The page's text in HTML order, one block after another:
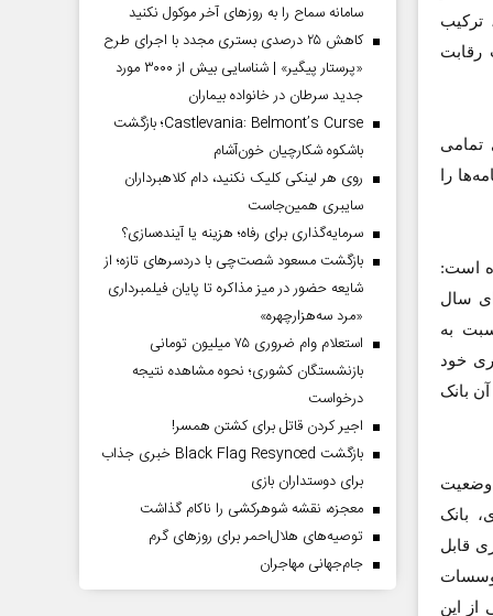
ترکیب
رقابت
تمامی
را
24 شهریورماه آمده است:
سال
به
خود
بانک
وضعیت
بانک
قابل
از این
سامانه سماح را به روز‌های آخر موکول نکنید
کاهش ۲۵ درصدی بستری مجدد با اجرای طرح
«پرستار پیگیر» | شناسایی بیش از ۳۰۰۰ مورد
جدید سرطان در خانواده بیماران
Castlevania: Belmont’s Curse؛ بازگشت
باشکوه شکارچیان خون‌آشام
روی هر لینکی کلیک نکنید، دام کلاهبرداران
سایبری همین‌جاست
سرمایه‌گذاری برای رفاه؛ هزینه یا آینده‌سازی؟
بازگشت مسعود شصت‌چی با دردسر‌های تازه؛ از
شایعه حضور در میز مذاکره تا پایان فیلمبرداری
«مرد سه‌هزارچهره»
استعلام وام ضروری ۷۵ میلیون تومانی
بازنشستگان کشوری؛ نحوه مشاهده نتیجه
درخواست
اجیر کردن قاتل برای کشتن همسر!
بازگشت Black Flag Resynced خبری جذاب
برای دوستداران بازی
معجزه، نقشه شوهرکشی را ناکام گذاشت
توصیه‌های هلال‌احمر برای روز‌های گرم
جام‌جهانی مهاجران